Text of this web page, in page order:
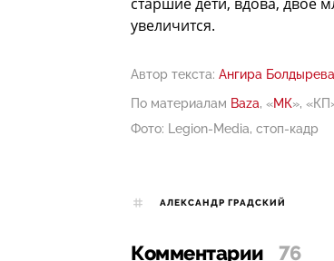
увеличится.
Автор текста: Ангира Болдырева
По материалам Baza, «МК»,
Фото: Legion-Media, стоп-кадр
АЛЕКСАНДР ГРАДСКИЙ
Комментарии 76